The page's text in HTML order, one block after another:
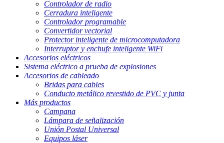
Controlador de radio
Cerradura inteligente
Controlador programable
Convertidor vectorial
Protector inteligente de microcomputadora
Interruptor y enchufe inteligente WiFi
Accesorios eléctricos
Sistema eléctrico a prueba de explosiones
Accesorios de cableado
Bridas para cables
Conducto metálico revestido de PVC y junta
Más productos
Campana
Lámpara de señalización
Unión Postal Universal
Equipos láser